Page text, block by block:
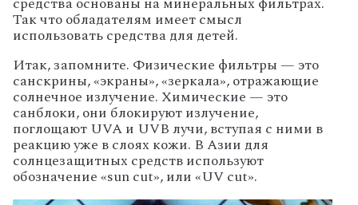
Так что обладателям имеет смысл
использовать средства для детей.
Итак, запомните. Физические фильтры — это
санскрины, «экраны», «зеркала», отражающие
солнечное излучение. Химические — это
санблоки, они блокируют излучение,
поглощают UVA и UVB лучи, вступая с ними в
реакцию уже в слоях кожи. В Азии для
солнцезащитных средств используют
обозначение «sun cut», или «UV cut».